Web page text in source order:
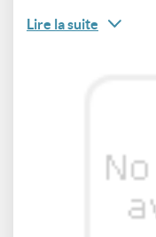
Lire la suite